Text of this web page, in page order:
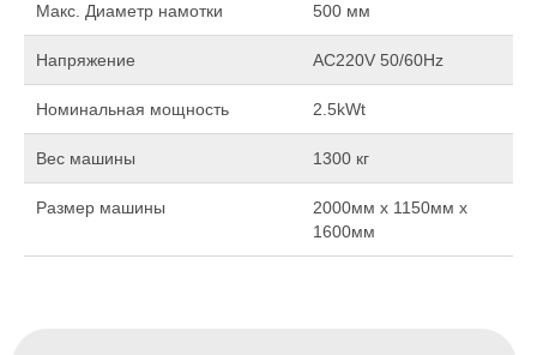
Макс. Диаметр намотки 500 мм
Напряжение AC220V 50/60Hz
Номинальная мощность 2.5kWt
Вес машины 1300 кг
Размер машины
2000мм х 1150мм х
1600мм